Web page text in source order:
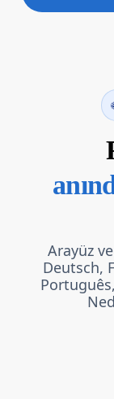
Arayüz
Deutsch,